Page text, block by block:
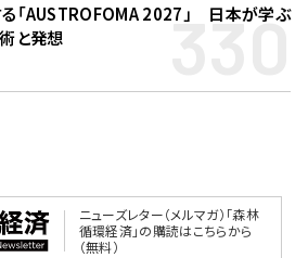
「AUSTROFOMA 2027」 日本が学ぶ
と発想
330
ニューズレター（メルマガ）「森林
循環経済」の購読はこちらから
（無料）